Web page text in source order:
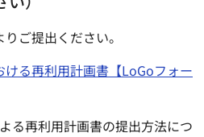
ご提出ください。
る再利用計画書【LoGoフォー
る再利用計画書の提出方法につ